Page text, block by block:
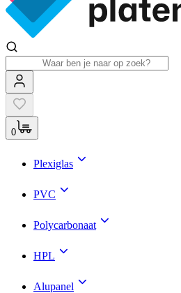
0
Plexiglas
PVC
Polycarbonaat
HPL
Alupanel